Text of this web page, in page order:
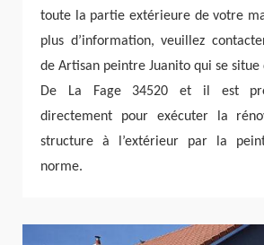
toute la partie extérieure de votre
plus d’information, veuillez
de Artisan peintre Juanito qui se situe
De La Fage 34520 et il est
directement pour exécuter la
structure à l’extérieur par la
norme.